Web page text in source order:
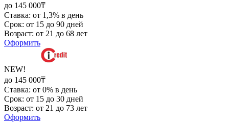
до 145 000₸
Ставка: от 1,3% в день
Срок: от 15 до 90 дней
Возраст: от 21 до 68 лет
Оформить
NEW!
до 145 000₸
Ставка: от 0% в день
Срок: от 15 до 30 дней
Возраст: от 21 до 73 лет
Оформить